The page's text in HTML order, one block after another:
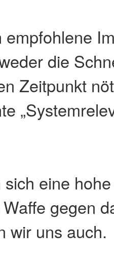
empfohlene
die
Zeitpunkt
eine
gegen
wir uns auch.